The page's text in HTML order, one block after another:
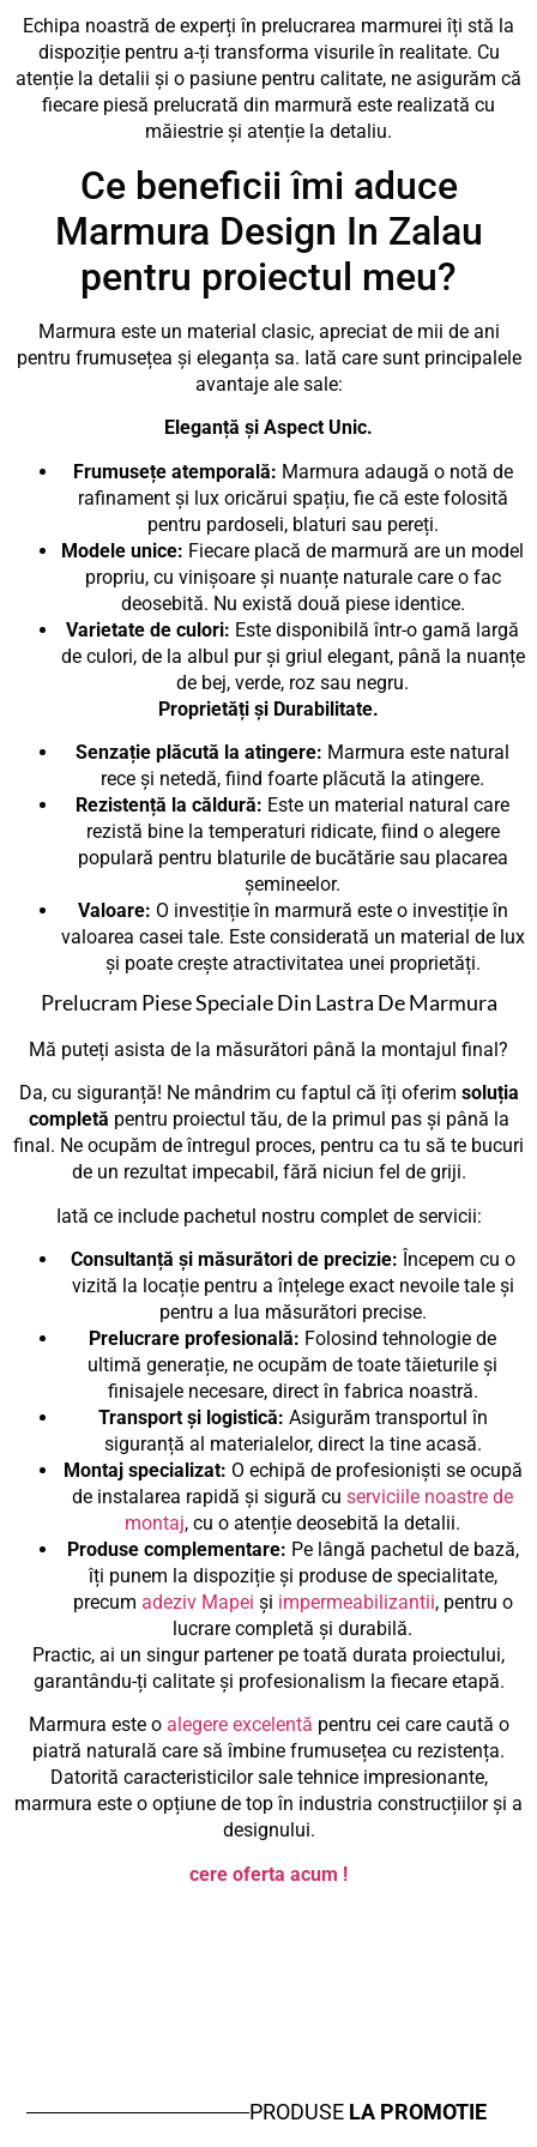
Echipa noastră de experți în prelucrarea marmurei îți stă la
dispoziție pentru a-ți transforma visurile în realitate. Cu
atenție la detalii și o pasiune pentru calitate, ne asigurăm că
fiecare piesă prelucrată din marmură este realizată cu
măiestrie și atenție la detaliu.
Ce beneficii îmi aduce
Marmura Design In Zalau
pentru proiectul meu?
Marmura este un material clasic, apreciat de mii de ani
pentru frumusețea și eleganța sa. Iată care sunt principalele
avantaje ale sale:
Eleganță și Aspect Unic.
Frumusețe atemporală: Marmura adaugă o notă de
rafinament și lux oricărui spațiu, fie că este folosită
pentru pardoseli, blaturi sau pereți.
Modele unice: Fiecare placă de marmură are un model
propriu, cu vinișoare și nuanțe naturale care o fac
deosebită. Nu există două piese identice.
Varietate de culori: Este disponibilă într-o gamă largă
de culori, de la albul pur și griul elegant, până la nuanțe
de bej, verde, roz sau negru.
Proprietăți și Durabilitate.
Senzație plăcută la atingere: Marmura este natural
rece și netedă, fiind foarte plăcută la atingere.
Rezistență la căldură: Este un material natural care
rezistă bine la temperaturi ridicate, fiind o alegere
populară pentru blaturile de bucătărie sau placarea
șemineelor.
Valoare: O investiție în marmură este o investiție în
valoarea casei tale. Este considerată un material de lux
și poate crește atractivitatea unei proprietăți.
Prelucram Piese Speciale Din Lastra De Marmura
Mă puteți asista de la măsurători până la montajul final?
Da, cu siguranță! Ne mândrim cu faptul că îți oferim soluția
completă pentru proiectul tău, de la primul pas și până la
final. Ne ocupăm de întregul proces, pentru ca tu să te bucuri
de un rezultat impecabil, fără niciun fel de griji.
Iată ce include pachetul nostru complet de servicii:
Consultanță și măsurători de precizie: Începem cu o
vizită la locație pentru a înțelege exact nevoile tale și
pentru a lua măsurători precise.
Prelucrare profesională: Folosind tehnologie de
ultimă generație, ne ocupăm de toate tăieturile și
finisajele necesare, direct în fabrica noastră.
Transport și logistică: Asigurăm transportul în
siguranță al materialelor, direct la tine acasă.
Montaj specializat: O echipă de profesioniști se ocupă
de instalarea rapidă și sigură cu serviciile noastre de
montaj, cu o atenție deosebită la detalii.
Produse complementare: Pe lângă pachetul de bază,
îți punem la dispoziție și produse de specialitate,
precum adeziv Mapei și impermeabilizantii, pentru o
lucrare completă și durabilă.
Practic, ai un singur partener pe toată durata proiectului,
garantându-ți calitate și profesionalism la fiecare etapă.
Marmura este o alegere excelentă pentru cei care caută o
piatră naturală care să îmbine frumusețea cu rezistența.
Datorită caracteristicilor sale tehnice impresionante,
marmura este o opțiune de top în industria construcțiilor și a
designului.
cere oferta acum !
PRODUSE LA PROMOTIE